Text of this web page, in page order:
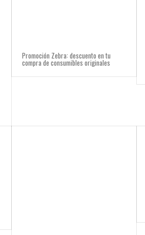
Promoción Zebra: descuento en tu
compra de consumibles originales